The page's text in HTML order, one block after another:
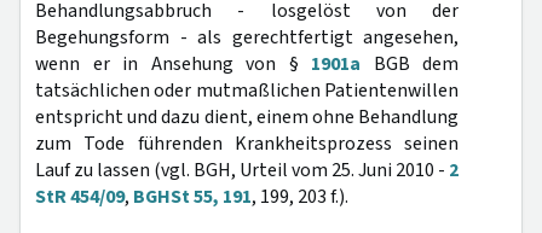
Behandlungsabbruch - losgelöst von der
Begehungsform - als gerechtfertigt angesehen,
wenn er in Ansehung von § 1901a BGB dem
tatsächlichen oder mutmaßlichen Patientenwillen
entspricht und dazu dient, einem ohne Behandlung
zum Tode führenden Krankheitsprozess seinen
Lauf zu lassen (vgl. BGH, Urteil vom 25. Juni 2010 - 2
StR 454/09, BGHSt 55, 191, 199, 203 f.).